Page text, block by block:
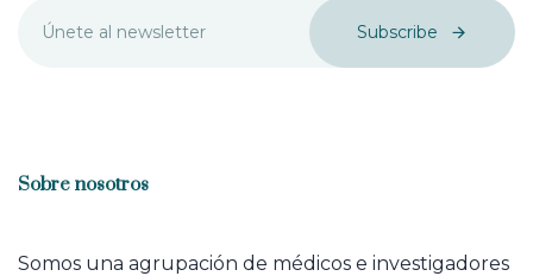
Subscribe
Sobre nosotros
Somos una agrupación de médicos e investigadores